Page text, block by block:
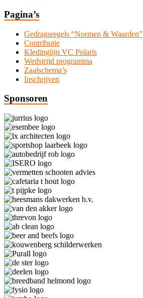
Pagina’s
Gedragsregels “Normen & Waarden”
Contributie
Kledinglijn VC Polaris
Wedstrijd programma
Zaalschema’s
Inschrijven
Sponsoren